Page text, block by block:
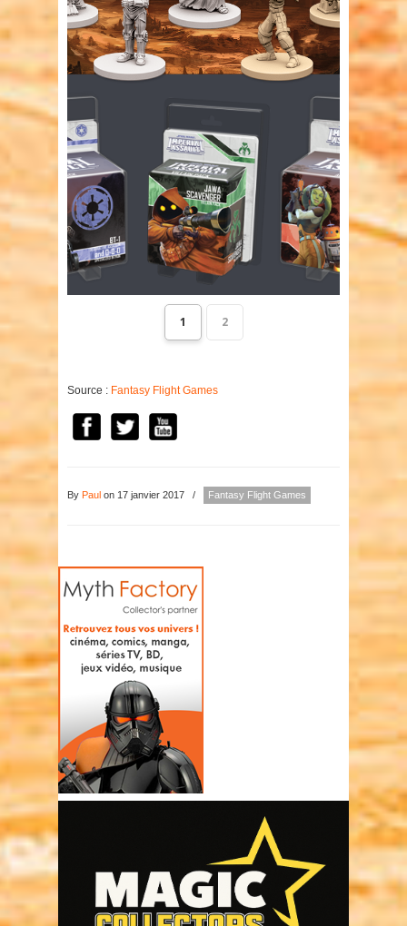
1 2
Source : Fantasy Flight Games
By Paul on 17 janvier 2017 / Fantasy Flight Games